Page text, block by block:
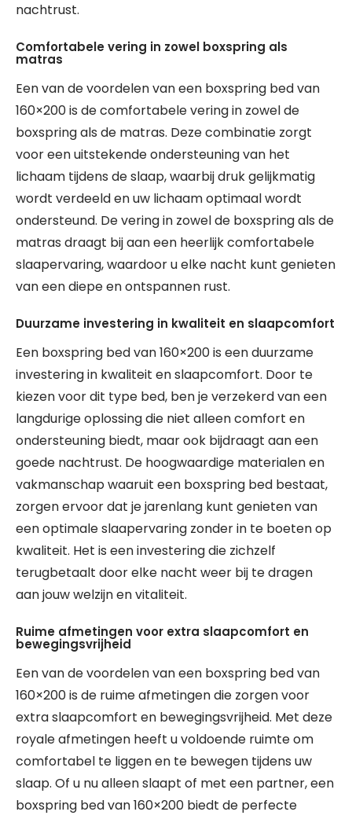
nachtrust.
Comfortabele vering in zowel boxspring als
matras
Een van de voordelen van een boxspring bed van
160×200 is de comfortabele vering in zowel de
boxspring als de matras. Deze combinatie zorgt
voor een uitstekende ondersteuning van het
lichaam tijdens de slaap, waarbij druk gelijkmatig
wordt verdeeld en uw lichaam optimaal wordt
ondersteund. De vering in zowel de boxspring als de
matras draagt bij aan een heerlijk comfortabele
slaapervaring, waardoor u elke nacht kunt genieten
van een diepe en ontspannen rust.
Duurzame investering in kwaliteit en slaapcomfort
Een boxspring bed van 160×200 is een duurzame
investering in kwaliteit en slaapcomfort. Door te
kiezen voor dit type bed, ben je verzekerd van een
langdurige oplossing die niet alleen comfort en
ondersteuning biedt, maar ook bijdraagt aan een
goede nachtrust. De hoogwaardige materialen en
vakmanschap waaruit een boxspring bed bestaat,
zorgen ervoor dat je jarenlang kunt genieten van
een optimale slaapervaring zonder in te boeten op
kwaliteit. Het is een investering die zichzelf
terugbetaalt door elke nacht weer bij te dragen
aan jouw welzijn en vitaliteit.
Ruime afmetingen voor extra slaapcomfort en
bewegingsvrijheid
Een van de voordelen van een boxspring bed van
160×200 is de ruime afmetingen die zorgen voor
extra slaapcomfort en bewegingsvrijheid. Met deze
royale afmetingen heeft u voldoende ruimte om
comfortabel te liggen en te bewegen tijdens uw
slaap. Of u nu alleen slaapt of met een partner, een
boxspring bed van 160×200 biedt de perfecte